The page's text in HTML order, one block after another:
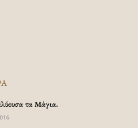
τα Μάγια.